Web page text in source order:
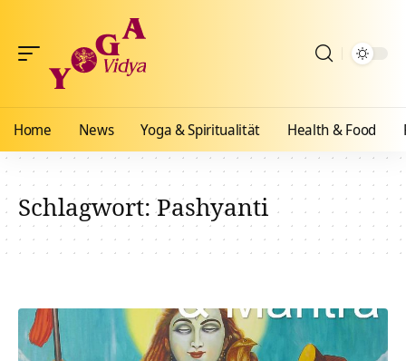
Home News Yoga & Spiritualität Health & Food
Schlagwort:Pashyanti